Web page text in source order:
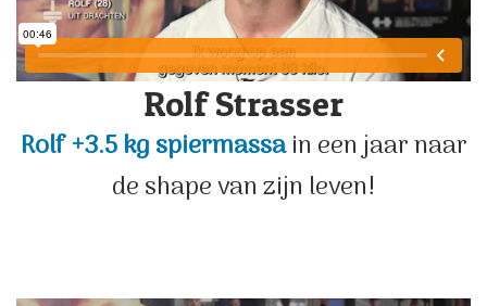
Rolf Strasser
Rolf +3.5 kg spiermassain een jaar naar
de shape van zijn leven!